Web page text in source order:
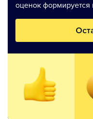
оценок формируется